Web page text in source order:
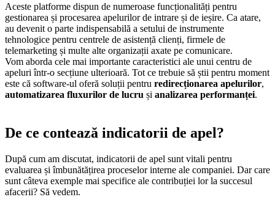
Aceste platforme dispun de numeroase funcționalități pentru
gestionarea și procesarea apelurilor de intrare și de ieșire. Ca atare,
au devenit o parte indispensabilă a setului de instrumente
tehnologice pentru centrele de asistență clienți, firmele de
telemarketing și multe alte organizații axate pe comunicare.
Vom aborda cele mai importante caracteristici ale unui centru de
apeluri într-o secțiune ulterioară. Tot ce trebuie să știi pentru moment
este că software-ul oferă soluții pentru redirecționarea apelurilor,
automatizarea fluxurilor de lucru și analizarea performanței.
De ce contează indicatorii de apel?
După cum am discutat, indicatorii de apel sunt vitali pentru
evaluarea și îmbunătățirea proceselor interne ale companiei. Dar care
sunt câteva exemple mai specifice ale contribuției lor la succesul
afacerii? Să vedem.